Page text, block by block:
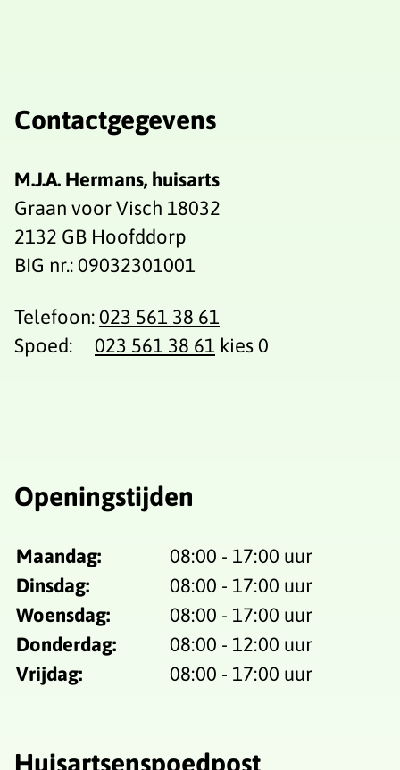
Contactgegevens
M.J.A. Hermans, huisarts
Graan voor Visch 18032
2132 GB Hoofddorp
BIG nr.: 09032301001
Telefoon:023 561 38 61
Spoed: 023 561 38 61 kies 0
Openingstijden
Maandag:
08:00 - 17:00 uur
Dinsdag:
08:00 - 17:00 uur
Woensdag:
08:00 - 17:00 uur
Donderdag:
08:00 - 12:00 uur
Vrijdag:
08:00 - 17:00 uur
Huisartsenspoedpost